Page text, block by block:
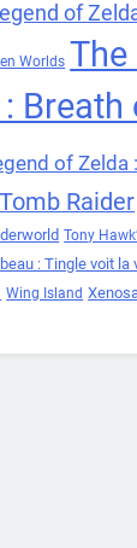
of
Worlds The
Breath
of Zelda
Tomb Raider
Tony
: Tingle voit la
Wing Island